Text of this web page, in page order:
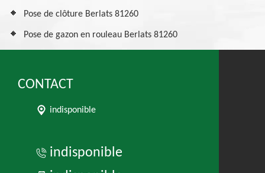
Pose de clôture Berlats 81260
Pose de gazon en rouleau Berlats 81260
CONTACT
indisponible
indisponible